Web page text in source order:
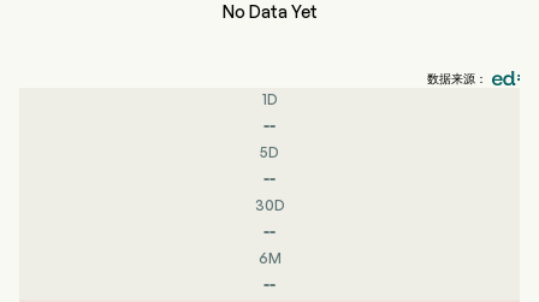
No Data Yet
数据来源：
1D
--
5D
--
30D
--
6M
--